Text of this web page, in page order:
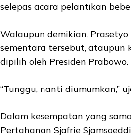
selepas acara pelantikan
Walaupun demikian,
sementara tersebut, ataupun
dipilih oleh Presiden Prabowo.
“Tunggu, nanti diumumkan,”
Dalam kesempatan yang
Pertahanan Sjafrie